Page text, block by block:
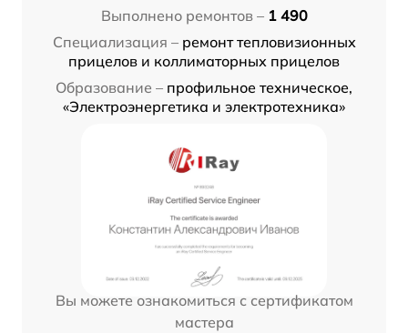
Выполнено ремонтов – 1 490
Специализация – ремонт тепловизионных
прицелов и коллиматорных прицелов
Образование – профильное техническое,
«Электроэнергетика и электротехника»
Вы можете ознакомиться с сертификатом
мастера